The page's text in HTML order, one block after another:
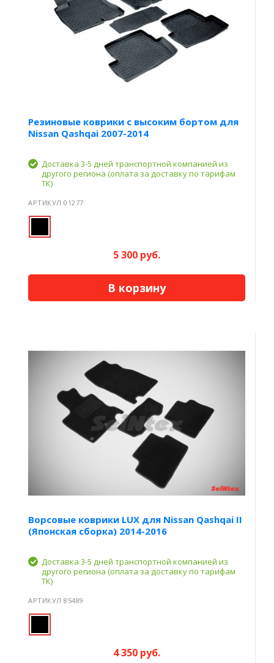
Резиновые коврики с высоким бортом для
Nissan Qashqai 2007-2014
Доставка 3-5 дней транспортной компанией из
другого региона (оплата за доставку по тарифам
ТК)
АРТИКУЛ 01277
5 300 руб.
В корзину
Ворсовые коврики LUX для Nissan Qashqai II
(Японская сборка) 2014-2016
Доставка 3-5 дней транспортной компанией из
другого региона (оплата за доставку по тарифам
ТК)
АРТИКУЛ 85489
4 350 руб.